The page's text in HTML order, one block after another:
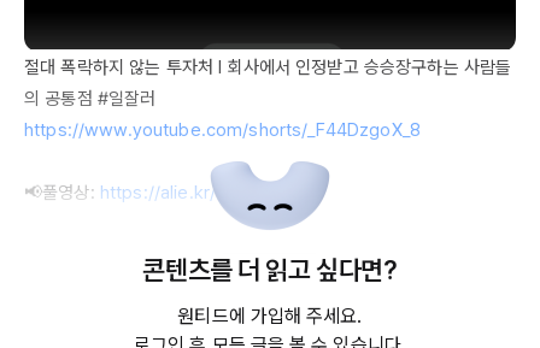
절대 폭락하지 않는 투자처 I 회사에서 인정받고 승승장구하는 사람들
https://www.youtube.com/shorts/_F44DzgoX_8
📢풀영상: https://alie.kr/1n47UsO
이직 및 다음 커리어를 고민하는 분들에게 도움이 되시기를 바랍니다.
테헤란로 소진언니 채널은
콘텐츠를 더 읽고 싶다면?
원티드에 가입해 주세요.